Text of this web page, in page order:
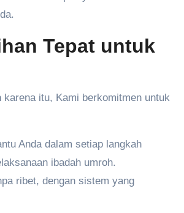
Tepat untuk
itu, Kami berkomitmen untuk
Anda dalam setiap langkah
ibadah umroh.
ribet, dengan sistem yang